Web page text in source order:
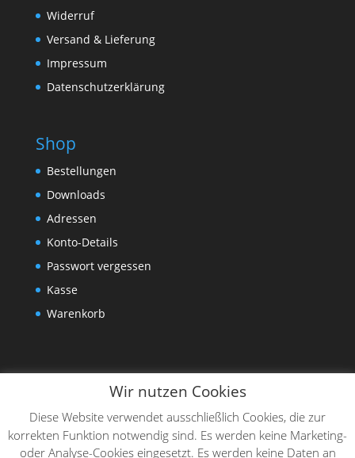
Widerruf
Versand & Lieferung
Impressum
Datenschutzerklärung
Shop
Bestellungen
Downloads
Adressen
Konto-Details
Passwort vergessen
Kasse
Warenkorb
Wir nutzen Cookies
Diese Website verwendet ausschließlich Cookies, die zur
korrekten Funktion notwendig sind. Es werden keine Marketing-
oder Analyse-Cookies eingesetzt. Es werden keine Daten an